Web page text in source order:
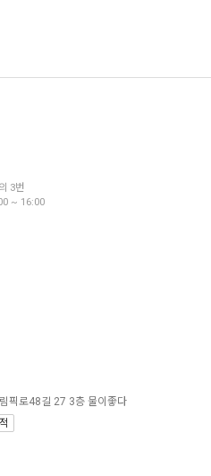
3번
~ 16:00
픽로48길 27 3층 물이좋다